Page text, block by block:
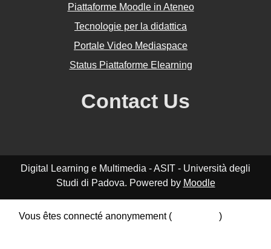
Piattaforme Moodle in Ateneo
Tecnologie per la didattica
Portale Video Mediaspace
Status Piattaforme Elearning
Contact Us
Digital Learning e Multimedia - ASIT - Università degli
Studi di Padova. Powered by Moodle
Vous êtes connecté anonymement (
)